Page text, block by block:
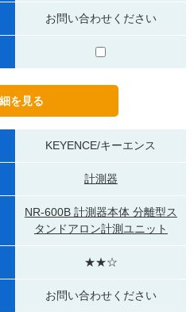
お問い合わせください
KEYENCE/キーエンス
計測器
NR-600B 計測器本体 分離型ス
タンドアロン計測ユニット
★★☆
お問い合わせください